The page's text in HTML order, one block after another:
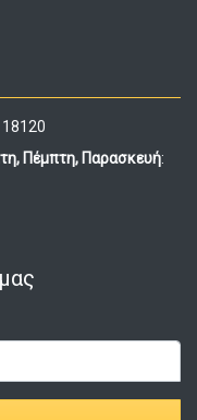
Πέμπτη, Παρασκευή: